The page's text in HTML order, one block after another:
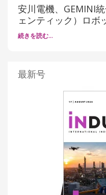
安川電機、GEMINI
ェンティック）ロボ
続きを読む…
最新号